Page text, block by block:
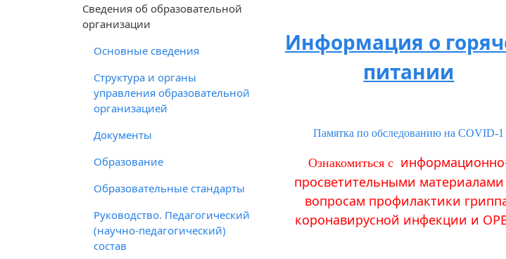
Cведения об образовательной
организации
Основные сведения
Структура и органы
управления образовательной
организацией
Документы
Образование
Образовательные стандарты
Руководство. Педагогический
(научно-педагогический)
состав
Информация о
питании
Памятка по обследованию на COVID-1
Ознакомиться с
просветительными
вопросам профилактики
коронавирусной инфекции и